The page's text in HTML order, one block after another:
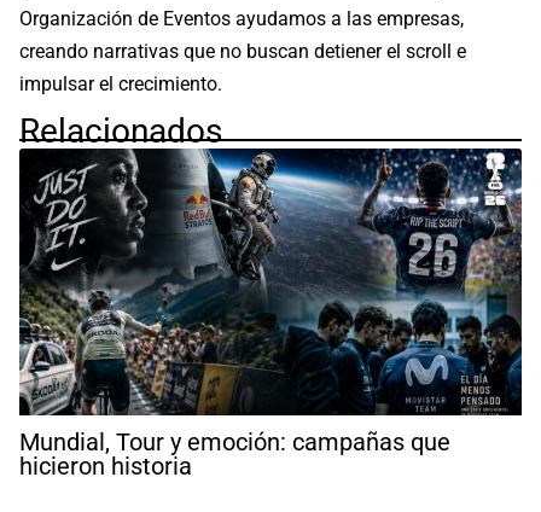
Organización de Eventos ayudamos a las empresas,
creando narrativas que no buscan detiener el scroll e
impulsar el crecimiento.
Relacionados
Mundial, Tour y emoción: campañas que
hicieron historia